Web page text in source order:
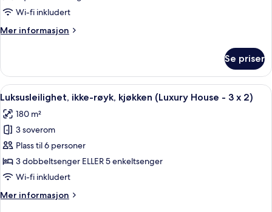
1)
1
soverom,
kjøkken
Unit
1
x
1)
Wi-fi inkludert
Mer informasjon
Mer
–
executive,
1
kjøkken
(Executive
Unit
-
Se priser
Åpne
alle
bildene
av
Luksusleilighet,
ikke-
røyk,
(Luxury
Luksusleilighet, ikke-røyk, kjøkken
7
Luksusleilighet, ikke-røyk, kjøkken (Luxury House - 3 x 2)
180 m²
3 soverom
Plass til 6 personer
3 dobbeltsenger ELLER 5 enkeltsenger
Wi-fi inkludert
Mer informasjon
Mer